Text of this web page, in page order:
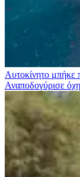
Αυτοκίνητο
Αναποδογύρισε